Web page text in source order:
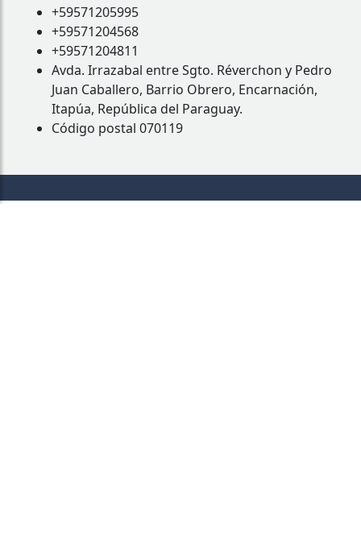
+59571205995
+59571204568
+59571204811
Avda. Irrazabal entre Sgto. Réverchon y Pedro
Juan Caballero, Barrio Obrero, Encarnación,
Itapúa, República del Paraguay.
Código postal 070119